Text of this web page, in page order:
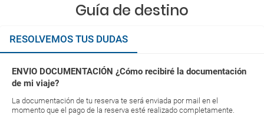
Guía de destino
RESOLVEMOS TUS DUDAS
ENVIO DOCUMENTACIÓN ¿Cómo recibiré la documentación
de mi viaje?
La documentación de tu reserva te será enviada por mail en el
momento que el pago de la reserva esté realizado completamente.